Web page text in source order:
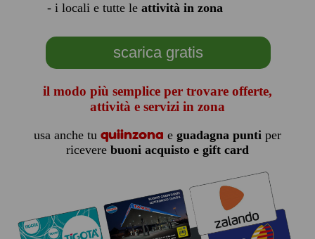
- i locali e tutte le attività in zona
scarica gratis
il modo più semplice per trovare offerte,
attività e servizi in zona
usa anche tu quiinzona e guadagna puntiper
ricevere buoni acquisto e gift card